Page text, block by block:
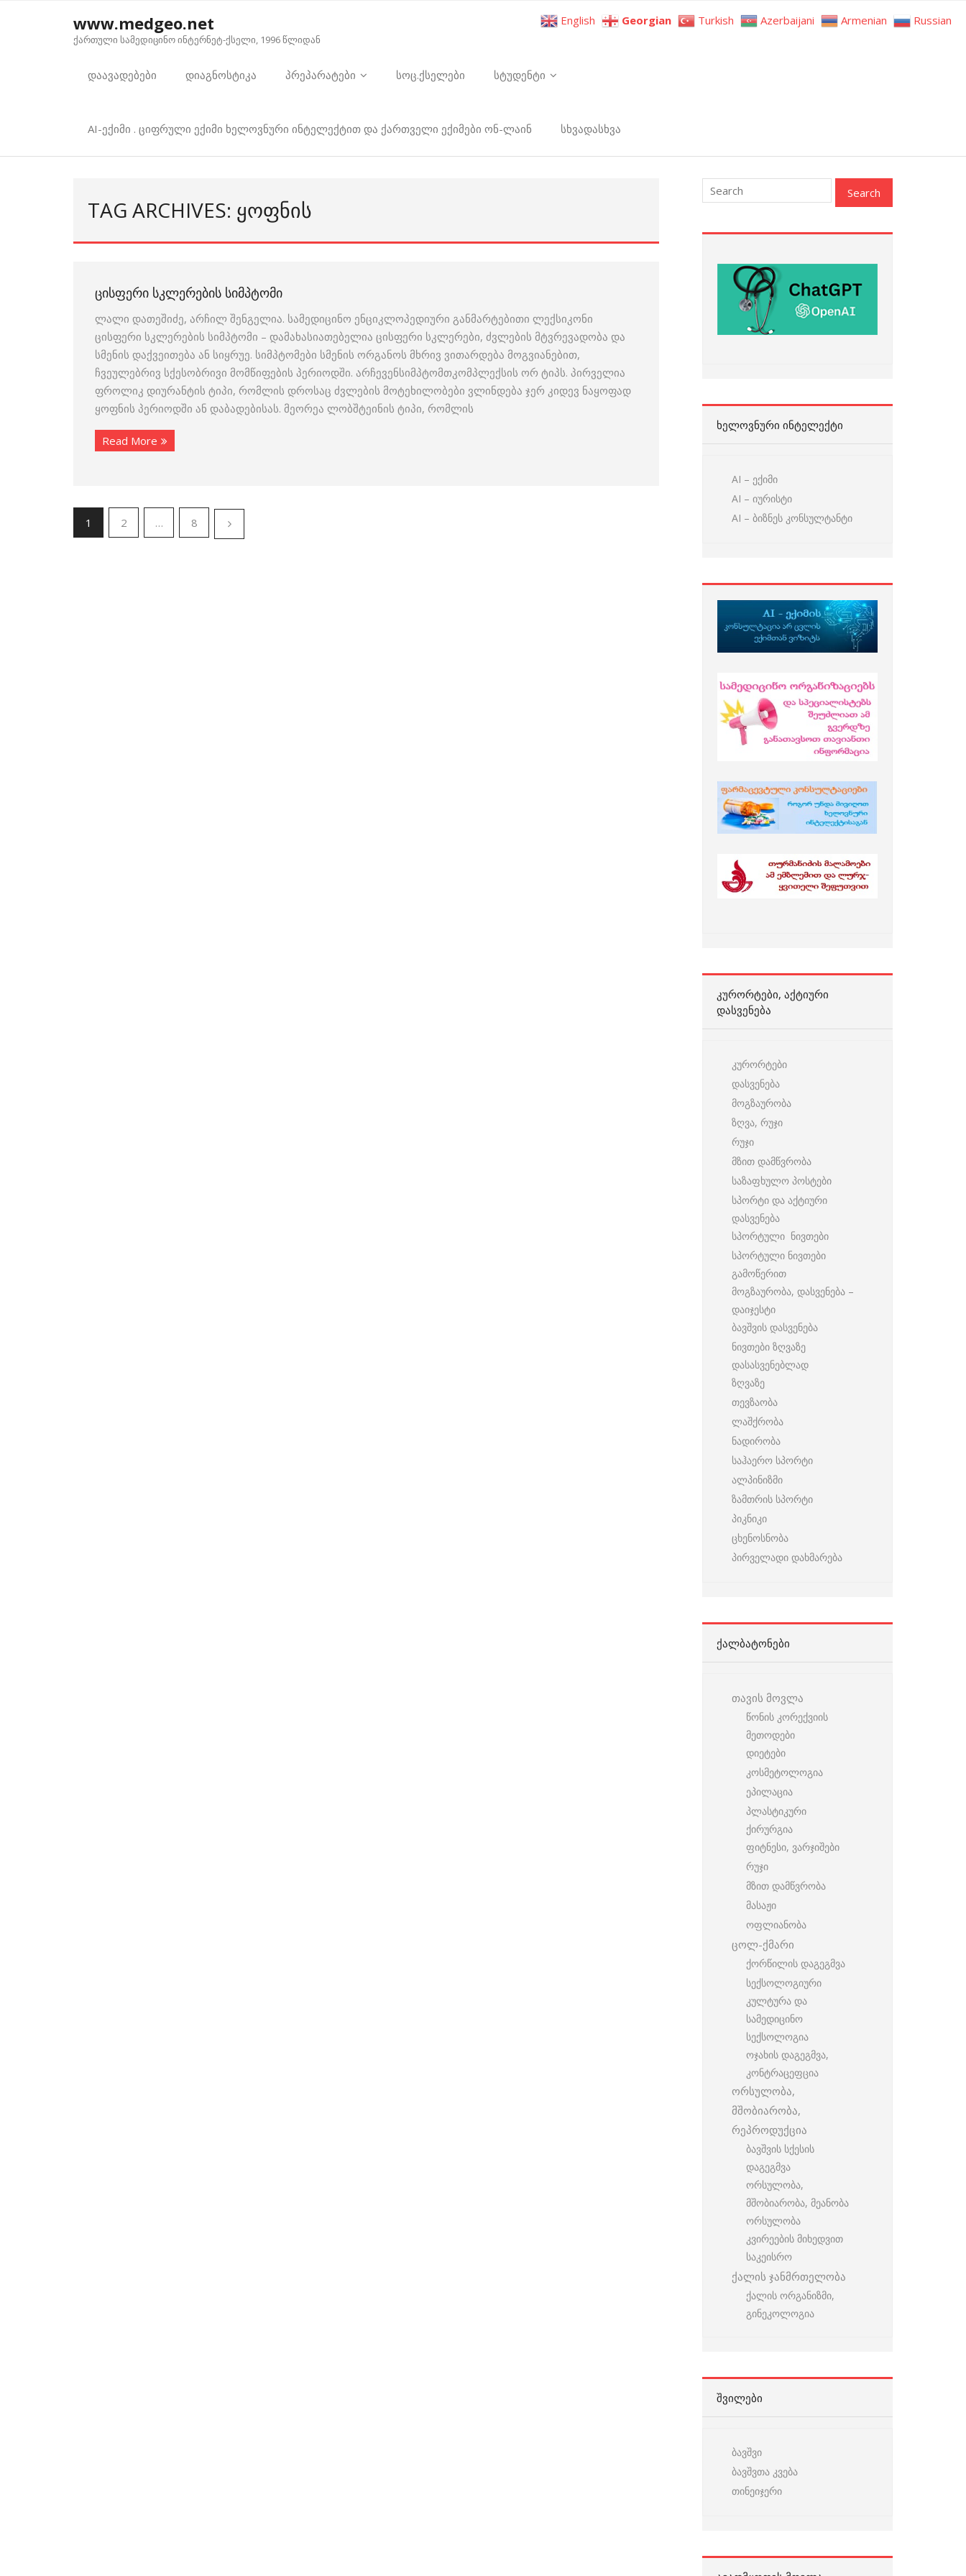
www.medgeo.net
ქართული სამედიცინო ინტერნეტ-ქსელი, 1996 წლიდან
დაავადებები დიაგნოსტიკა პრეპარატები სოც.ქსელები სტუდენტი
AI-ექიმი . ციფრული ექიმი ხელოვნური ინტელექტით და ქართველი ექიმები ონ-ლაინ სხვადასხვა
TAG ARCHIVES: ᲧᲝᲤᲜᲘᲡ
ᲪᲘᲡᲤᲔᲠᲘ ᲡᲙᲚᲔᲠᲔᲑᲘᲡ ᲡᲘᲛᲞᲢᲝᲛᲘ
ლალი დათეშიძე, არჩილ შენგელია. სამედიცინო ენციკლოპედიური განმარტებითი ლექსიკონი
ცისფერი სკლერების სიმპტომი – დამახასიათებელია ცისფერი სკლერები, ძვლების მტვრევადობა და
სმენის დაქვეითება ან სიყრუე. სიმპტომები სმენის ორგანოს მხრივ ვითარდება მოგვიანებით,
ჩვეულებრივ სქესობრივი მომწიფების პერიოდში. არჩევენსიმპტომთკომპლექსის ორ ტიპს. პირველია
ფროლიკ დიურანტის ტიპი, რომლის დროსაც ძვლების მოტეხილობები ვლინდება ჯერ კიდევ ნაყოფად
ყოფნის პერიოდში ან დაბადებისას. მეორეა ლობშტეინის ტიპი, რომლის
Read More
1 2 … 8
ᲮᲔᲚᲝᲕᲜᲣᲠᲘ ᲘᲜᲢᲔᲚᲔᲥᲢᲘ
AI – ექიმი
AI – იურისტი
AI – ბიზნეს კონსულტანტი
ᲙᲣᲠᲝᲠᲢᲔᲑᲘ, ᲐᲥᲢᲘᲣᲠᲘ
ᲓᲐᲡᲕᲔᲜᲔᲑᲐ
კურორტები
დასვენება
მოგზაურობა
ზღვა, რუჯი
რუჯი
მზით დამწვრობა
საზაფხულო პოსტები
სპორტი და აქტიური
დასვენება
სპორტული ნივთები
სპორტული ნივთები
გამოწერით
მოგზაურობა, დასვენება –
დაიჯესტი
ბავშვის დასვენება
ნივთები ზღვაზე
დასასვენებლად
ზღვაზე
თევზაობა
ლაშქრობა
ნადირობა
საჰაერო სპორტი
ალპინიზმი
ზამთრის სპორტი
პიკნიკი
ცხენოსნობა
პირველადი დახმარება
ᲥᲐᲚᲑᲐᲢᲝᲜᲔᲑᲘ
თავის მოვლა
წონის კორექვიის
მეთოდები
დიეტები
კოსმეტოლოგია
ეპილაცია
პლასტიკური
ქირურგია
ფიტნესი, ვარჯიშები
რუჯი
მზით დამწვრობა
მასაჟი
ოფლიანობა
ცოლ-ქმარი
ქორწილის დაგეგმვა
სექსოლოგიური
კულტურა და
სამედიცინო
სექსოლოგია
ოჯახის დაგეგმვა,
კონტრაცეფცია
ორსულობა,
მშობიარობა,
რეპროდუქცია
ბავშვის სქესის
დაგეგმვა
ორსულობა,
მშობიარობა, მეანობა
ორსულობა
კვირეების მიხედვით
საკეისრო
ქალის ჯანმრთელობა
ქალის ორგანიზმი,
გინეკოლოგია
ᲨᲕᲘᲚᲔᲑᲘ
ბავშვი
ბავშვთა კვება
თინეიჯერი
English Georgian Turkish Azerbaijani Armenian Russian